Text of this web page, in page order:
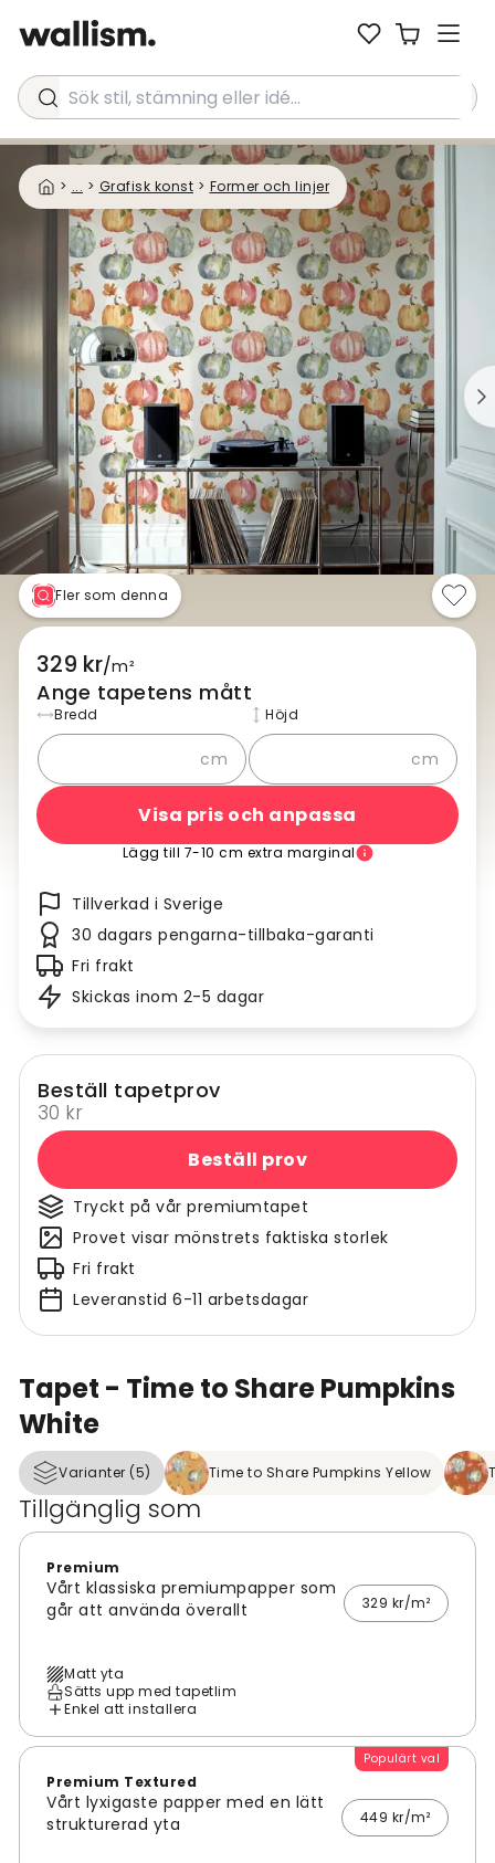
Sök stil, stämning eller idé...
> ... > Grafisk konst > Former och linjer
Tapet - Time to Share Pumpkins
White
Varianter (5) Time to Share Pumpkins Yellow
Tillgänglig som
Premium
Vårt klassiska premiumpapper som
går att använda överallt
329 kr/m²
Matt yta
Sätts upp med tapetlim
Enkel att installera
Populärt val
Premium Textured
Vårt lyxigaste papper med en lätt
strukturerad yta
449 kr/m²
Fler som denna
329 kr/m²
Ange tapetens mått
Bredd
cm
Höjd
cm
Visa pris och anpassa
Lägg till 7-10 cm extra marginal
Tillverkad i Sverige
30 dagars pengarna-tillbaka-garanti
Fri frakt
Skickas inom 2-5 dagar
Beställ tapetprov
30 kr
Beställ prov
Tryckt på vår premiumtapet
Provet visar mönstrets faktiska storlek
Fri frakt
Leveranstid 6-11 arbetsdagar